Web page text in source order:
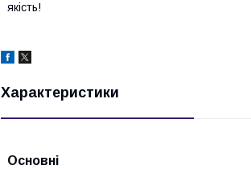
якість!
Характеристики
Основні